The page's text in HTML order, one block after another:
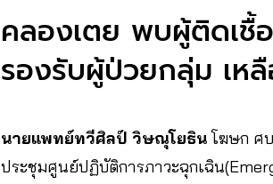
คลองเตย พบผู้ติดเชื้
รองรับผู้ป่วยกลุ่ม เห
นายแพทย์ทวีศิลป์ วิษณุโยธินโฆษก ศ
ประชุมศูนย์ปฏิบัติการภาวะฉุกเฉิน